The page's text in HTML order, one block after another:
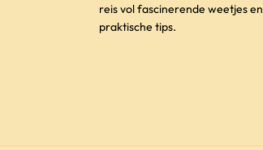
reis vol fascinerende weetjes en
praktische tips.